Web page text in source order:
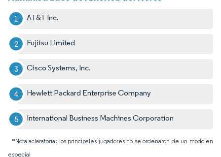
AT&T Inc.
Fujitsu Limited
Cisco Systems, Inc.
Hewlett Packard Enterprise Company
International Business Machines Corporation
*Nota aclaratoria: los principales jugadores no se ordenaron de un modo en
especial